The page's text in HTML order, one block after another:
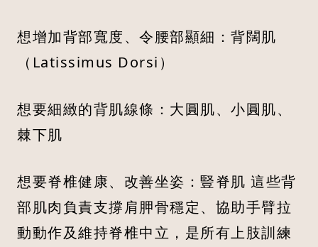
想增加背部寬度、令腰部顯細：背闊肌
（Latissimus Dorsi）
想要細緻的背肌線條：大圓肌、小圓肌、
棘下肌
想要脊椎健康、改善坐姿：豎脊肌 這些背
部肌肉負責支撐肩胛骨穩定、協助手臂拉
動動作及維持脊椎中立，是所有上肢訓練